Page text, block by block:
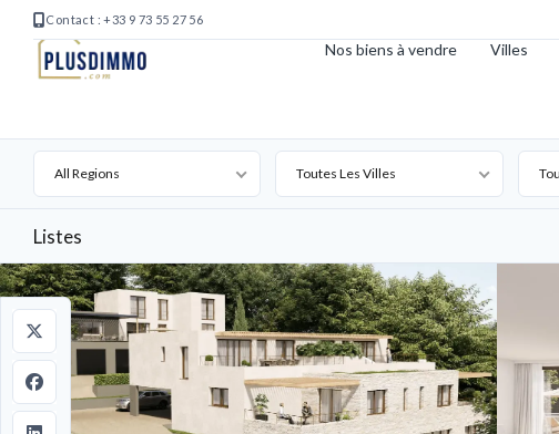
Contact : +33 9 73 55 27 56
Nos biens à vendre Villes
All Regions Toutes Les Villes
Listes